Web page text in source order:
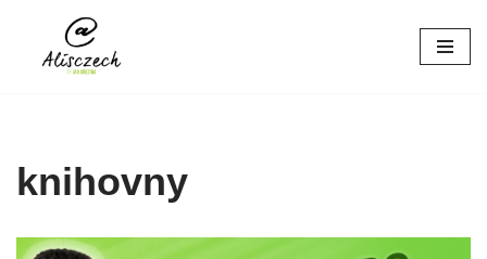
Přeskočit
knihovny